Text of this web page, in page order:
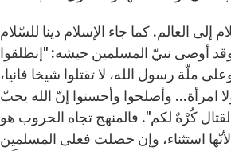
إلى العالم. كما جاء الإسلام دينا للسّلام
أوصى نبيّ المسلمين جيشه: "إنطلقوا
ملّة رسول الله، لا تقتلوا شيخا فانيا،
امرأة... وأصلحوا وأحسنوا إنّ الله يحبّ
كُرْهٌ لكم". فالمنهج تجاه الحروب هو
استثناء، وإن حصلت فعلى المسلمين